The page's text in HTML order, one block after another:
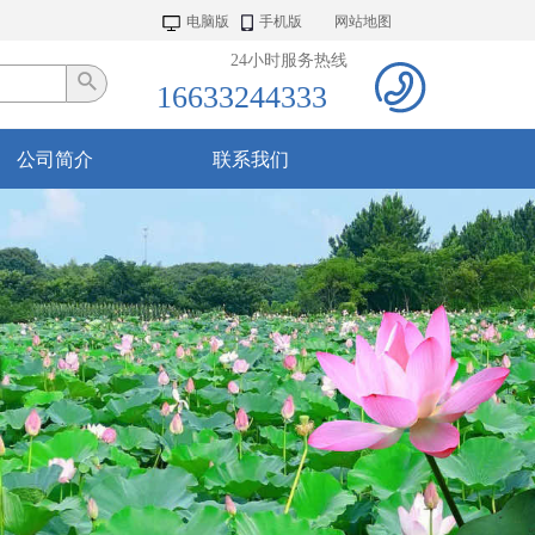
公司简介 联系我们
16633244333
24小时服务热线
电脑版 手机版 网站地图